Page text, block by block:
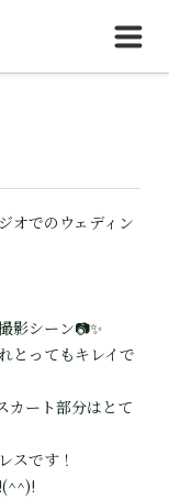
オでのウェディン
影シーン📷✨
とってもキレイで
カート部分はとて
スです！